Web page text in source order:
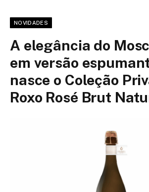
NOVIDADES
A elegância do
em versão
nasce o Coleção
Roxo Rosé Brut